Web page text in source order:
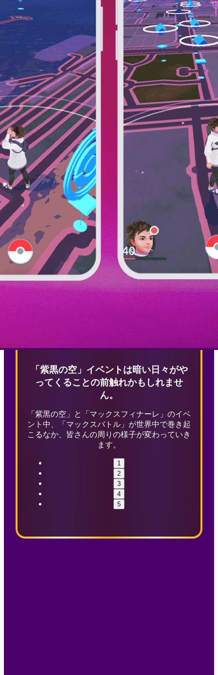
「紫黒の空」イベントは暗い日々がや
ってくることの前触れかもしれませ
ん。
「紫黒の空」と「マックスフィナーレ」のイベ
ント中、「マックスバトル」が世界中で巻き起
こるなか、皆さんの周りの様子が変わっていき
ます。
1
2
3
4
5